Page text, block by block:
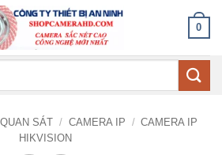
0
SÁT / CAMERA IP / CAMERA IP
HIKVISION